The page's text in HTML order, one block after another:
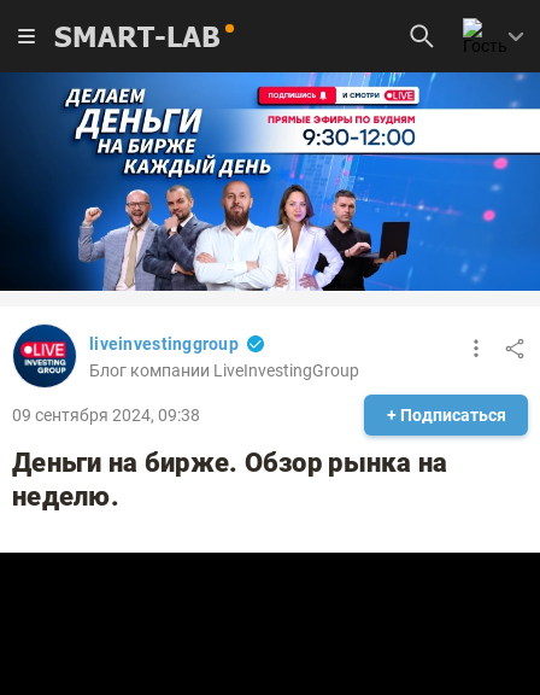
SMART-LAB
liveinvestinggroup
Блог компании LiveInvestingGroup
09 сентября 2024, 09:38 + Подписаться
Деньги на бирже. Обзор рынка на
неделю.